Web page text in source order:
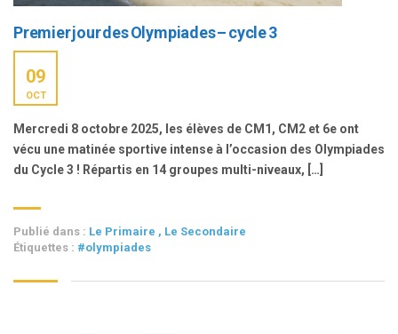
Premier jour des Olympiades – cycle 3
09
OCT
Mercredi 8 octobre 2025, les élèves de CM1, CM2 et 6e ont
vécu une matinée sportive intense à l’occasion des Olympiades
du Cycle 3 ! Répartis en 14 groupes multi-niveaux, […]
Publié dans : Le Primaire , Le Secondaire
Étiquettes : #olympiades